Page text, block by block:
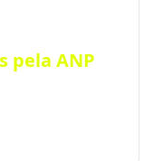
pela ANP